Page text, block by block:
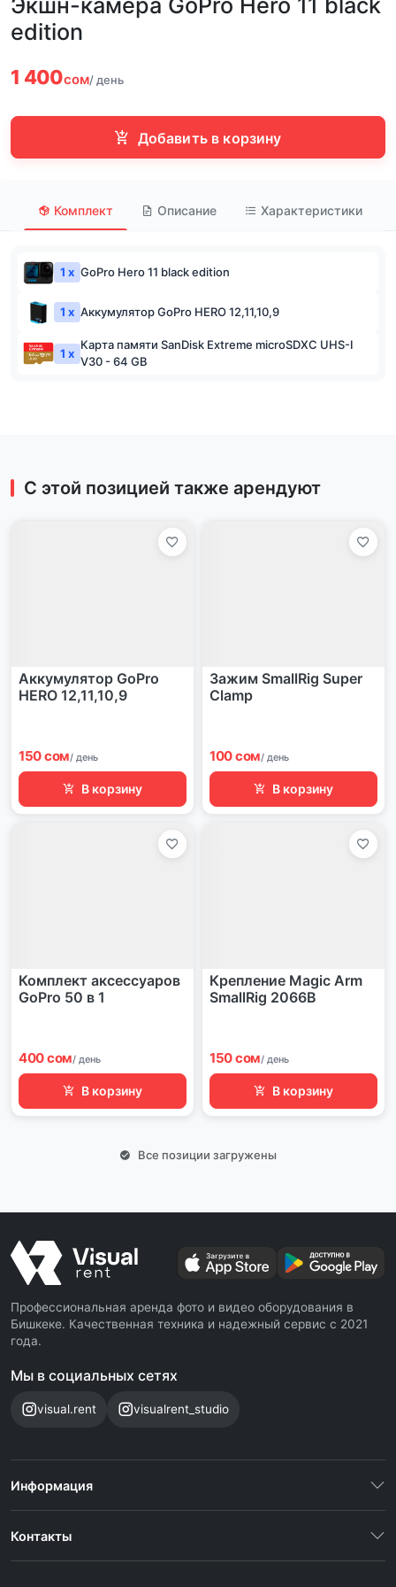
Экшн-камера GoPro Hero 11 black
edition
1 400сом/ день
Добавить в корзину
Комплект Описание Характеристики
1 x GoPro Hero 11 black edition
1 x Аккумулятор GoPro HERO 12,11,10,9
1 x
Карта памяти SanDisk Extreme microSDXC UHS-I
V30 - 64 GB
С этой позицией также арендуют
Аккумулятор GoPro
HERO 12,11,10,9
150 сом/ день
В корзину
Зажим SmallRig Super
Clamp
100 сом/ день
В корзину
Комплект аксессуаров
GoPro 50 в 1
400 сом/ день
В корзину
Крепление Magic Arm
SmallRig 2066B
150 сом/ день
В корзину
Все позиции загружены
Профессиональная аренда фото и видео оборудования в
Бишкеке. Качественная техника и надежный сервис с 2021
года.
Мы в социальных сетях
visual.rent visualrent_studio
Информация
Контакты